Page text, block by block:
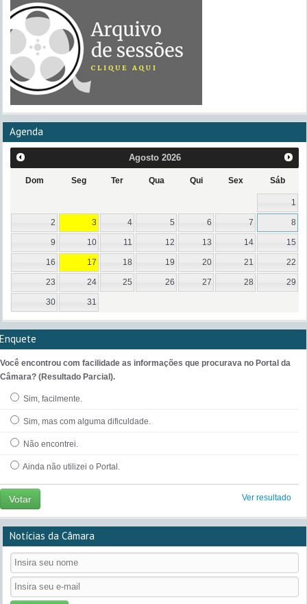
Agenda
Agosto 2026
Dom Seg Ter Qua Qui Sex Sáb
1
2 3 4 5 6 7 8
9 10 11 12 13 14 15
16 17 18 19 20 21 22
23 24 25 26 27 28 29
30 31
Enquete
Você encontrou com facilidade as informações que procurava no Portal da
Câmara? (Resultado Parcial).
Sim, facilmente.
Sim, mas com alguma dificuldade.
Não encontrei.
Ainda não utilizei o Portal.
Votar Ver resultado
Notícias da Câmara